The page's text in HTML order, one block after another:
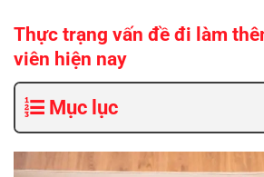
Thực trạng vấn đề đi làm
viên hiện nay
Mục lục